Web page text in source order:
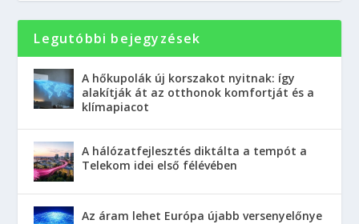
Legutóbbi bejegyzések
A hőkupolák új korszakot nyitnak: így
alakítják át az otthonok komfortját és a
klímapiacot
A hálózatfejlesztés diktálta a tempót a
Telekom idei első félévében
Az áram lehet Európa újabb versenyelőnye